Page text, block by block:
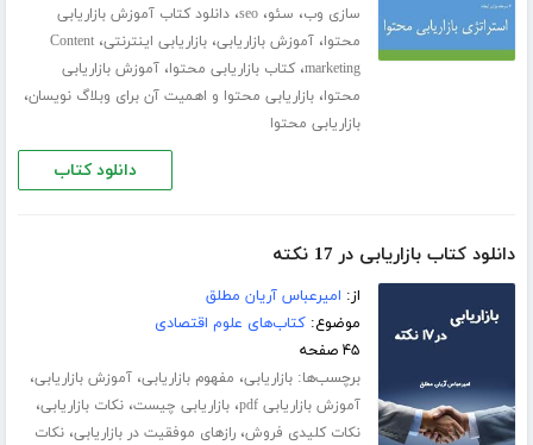
سازی وب، سئو،seo،دانلود کتاب آموزش بازاریابی
محتوا،آموزش بازاریابی،بازاریابی اینترنتی،Content
marketing،کتاب بازاریابی محتوا،آموزش بازاریابی
محتوا،بازاریابی محتوا و اهمیت آن برای وبلاگ نویسان،
بازاریابی محتوا
دانلود کتاب
دانلود کتاب بازاریابی در 17 نکته
از: امیرعباس آریان مطلق
موضوع:کتاب‌های علوم اقتصادی
۴۵ صفحه
برچسب‌ها:بازاریابی، مفهوم بازاریابی،آموزش بازاریابی،
آموزش بازاریابی pdf ،بازاریابی چیست،نکات بازاریابی،
نکات کلیدی فروش،رازهای موفقیت در بازاریابی،نکات